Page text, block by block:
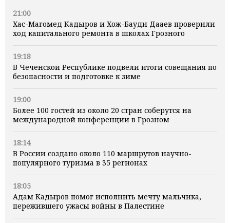
21:00
Хас-Магомед Кадыров и Хож-Бауди Дааев проверили
ход капитального ремонта в школах Грозного
19:18
В Чеченской Республике подвели итоги совещания по
безопасности и подготовке к зиме
19:00
Более 100 гостей из около 20 стран соберутся на
международной конференции в Грозном
18:14
В России создано около 110 маршрутов научно-
популярного туризма в 35 регионах
18:05
Адам Кадыров помог исполнить мечту мальчика,
пережившего ужасы войны в Палестине